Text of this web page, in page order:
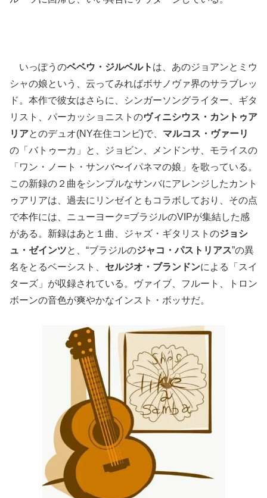
いっぽうのベベウ・ジルベルト は、あのジョアンとミウ
シャの娘という、云ってみればボサノヴァ界のサラブレッ
ド。本作で彼女はさらに、シンガーソングライター、ギタ
リスト、パーカッショニストのヴィニシウス・カントゥア
リアとのデュオ(NY在住コンビ)で、 マルコス・ヴァーリ
の「バトゥーカ」と、ジョビン、メンドンサ、モライスの
「ワン・ノート・サンバ〜イパネマの娘」を歌っている。
この新録の２曲をシンプルなサンバにアレンジしたカント
ゥアリアは、過去にリンゼイともコラボしており、その点
で本作には、ニューヨーク=ブラジルのVIPが集結した感
がある。新録はあと１曲、ジャズ・ギタリストのジョシ
ュ・ゼインツと、“ブラジルのジャコ・パストリアス”の異
名をとるベーシスト、 セルジオ・ブランドンによる「スイ
ターズ」が収録されている。ヴァイブ、フルート、トロン
ボーンの音色が爽やかなインスト・ボッサだ。